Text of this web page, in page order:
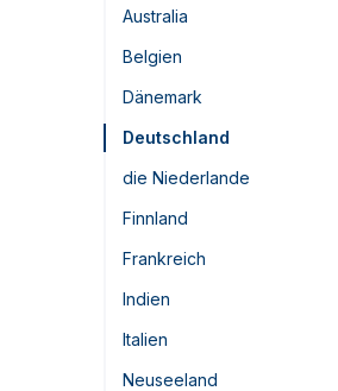
Australia
Belgien
Dänemark
Deutschland
die Niederlande
Finnland
Frankreich
Indien
Italien
Neuseeland